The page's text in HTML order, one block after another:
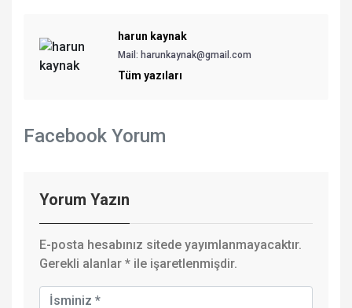
harun kaynak
Mail: harunkaynak@gmail.com
Tüm yazıları
Facebook Yorum
Yorum Yazın
E-posta hesabınız sitede yayımlanmayacaktır.
Gerekli alanlar * ile işaretlenmişdir.